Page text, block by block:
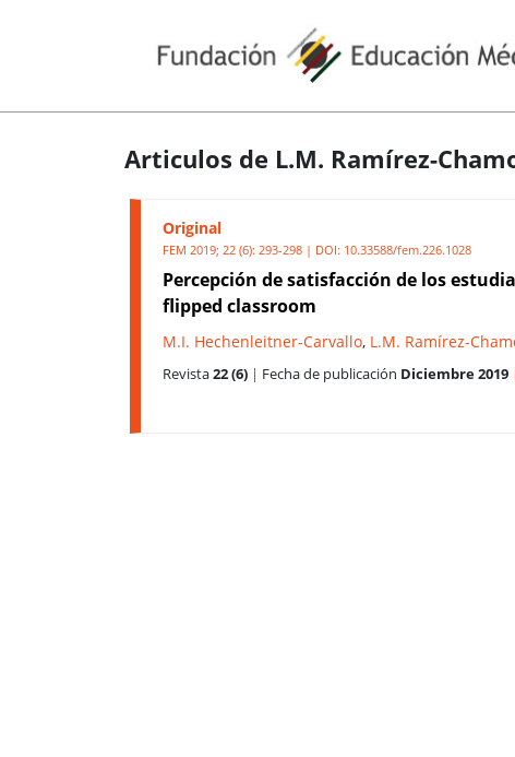
Articulos de L.M. Ramírez-
Original
FEM 2019; 22 (6): 293-298 | DOI: 10.33588/fem.226.1028
Percepción de satisfacción de los
flipped classroom
M.I. Hechenleitner-Carvallo, L.M. Ramírez-
Revista22 (6) | Fecha de publicación Diciembre 2019